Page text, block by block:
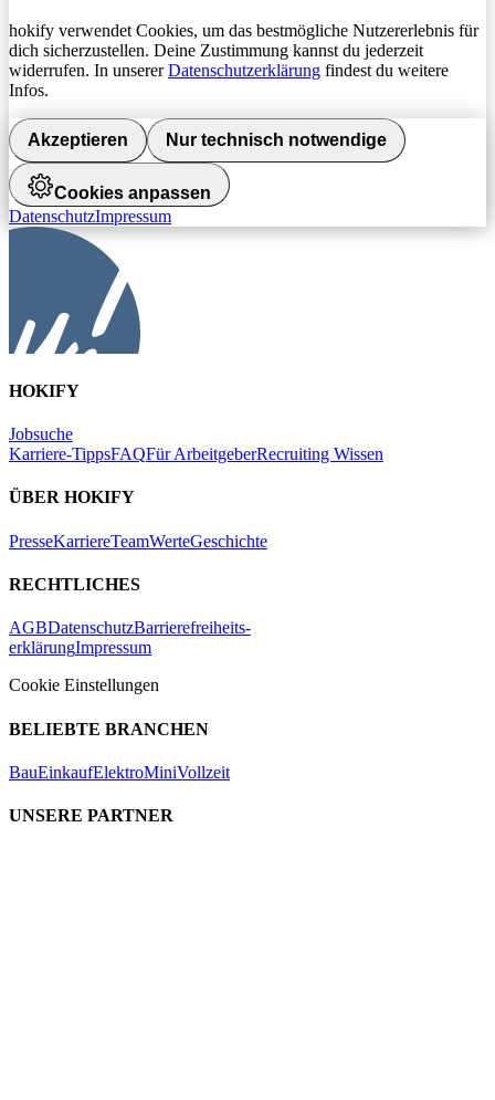
hokify verwendet Cookies, um das bestmögliche Nutzererlebnis für
dich sicherzustellen. Deine Zustimmung kannst du jederzeit
widerrufen. In unsererDatenschutzerklärung findest du weitere
Infos.
Akzeptieren Nur technisch notwendige
Cookies anpassen
DatenschutzImpressum
HOKIFY
Jobsuche
Karriere-TippsFAQFür ArbeitgeberRecruiting Wissen
ÜBER HOKIFY
PresseKarriereTeamWerteGeschichte
RECHTLICHES
AGBDatenschutzBarrierefreiheits-
erklärungImpressum
Cookie Einstellungen
BELIEBTE BRANCHEN
BauEinkaufElektroMiniVollzeit
UNSERE PARTNER